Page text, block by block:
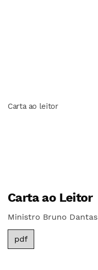
Carta ao leitor
Carta ao Leitor
Ministro Bruno Dantas
pdf